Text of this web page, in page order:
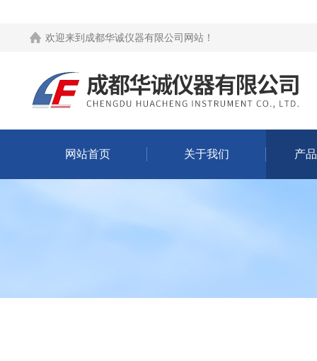
欢迎来到 成都华诚仪器有限公司网站 ！
网站首页 关于我们 产